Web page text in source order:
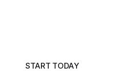
START TODAY